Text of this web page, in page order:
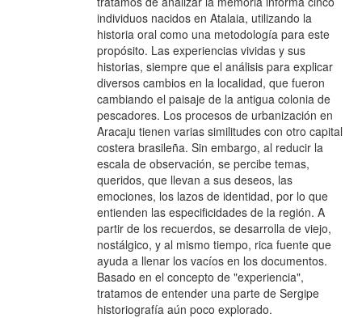
individuos nacidos en Atalaia, utilizando la
historia oral como una metodología para este
propósito. Las experiencias vividas y sus
historias, siempre que el análisis para explicar
diversos cambios en la localidad, que fueron
cambiando el paisaje de la antigua colonia de
pescadores. Los procesos de urbanización en
Aracaju tienen varias similitudes con otro capital
costera brasileña. Sin embargo, al reducir la
escala de observación, se percibe temas,
queridos, que llevan a sus deseos, las
emociones, los lazos de identidad, por lo que
entienden las especificidades de la región. A
partir de los recuerdos, se desarrolla de viejo,
nostálgico, y al mismo tiempo, rica fuente que
ayuda a llenar los vacíos en los documentos.
Basado en el concepto de "experiencia",
tratamos de entender una parte de Sergipe
historiografía aún poco explorado.